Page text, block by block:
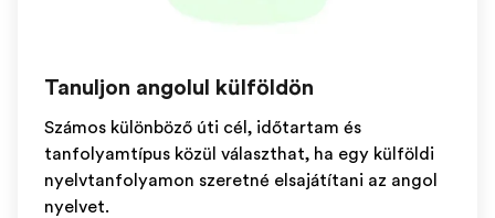
Tanuljon angolul külföldön
Számos különböző úti cél, időtartam és
tanfolyamtípus közül választhat, ha egy külföldi
nyelvtanfolyamon szeretné elsajátítani az angol
nyelvet.